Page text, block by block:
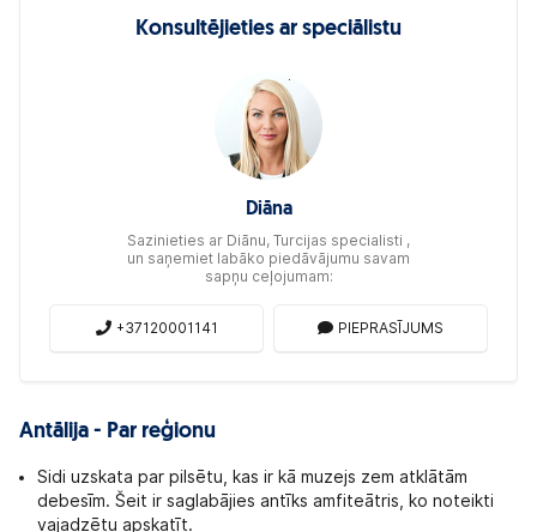
Konsultējieties ar speciālistu
Diāna
Sazinieties ar Diānu, Turcijas specialisti ,
un saņemiet labāko piedāvājumu savam
sapņu ceļojumam:
+37120001141 PIEPRASĪJUMS
Antālija - Par reģionu
Sidi uzskata par pilsētu, kas ir kā muzejs zem atklātām
debesīm. Šeit ir saglabājies antīks amfiteātris, ko noteikti
vajadzētu apskatīt.